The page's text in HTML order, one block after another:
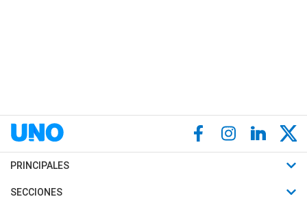
PRINCIPALES
Últimas Noticias
SECCIONES